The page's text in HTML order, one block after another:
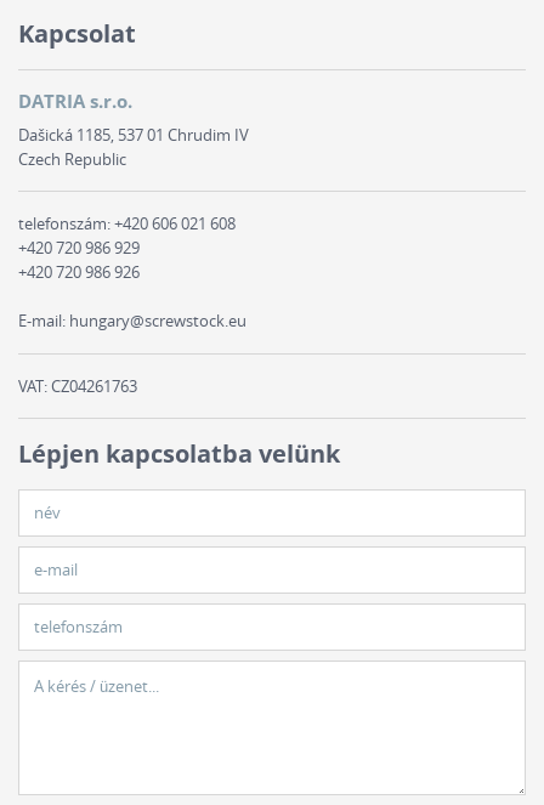
Kapcsolat
DATRIA s.r.o.
Dašická 1185, 537 01 Chrudim IV
Czech Republic
telefonszám:+420 606 021 608
+420 720 986 929
+420 720 986 926
E-mail: hungary@screwstock.eu
VAT: CZ04261763
Lépjen kapcsolatba velünk
név
e-mail
telefonszám
A kérés / üzenet